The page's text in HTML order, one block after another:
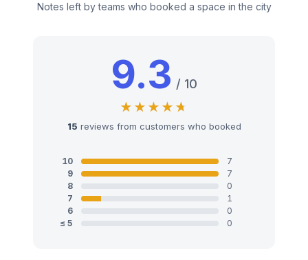
Notes left by teams who booked a space in the city
9.3 / 10
15 reviews from customers who booked
10
7
9
7
8
0
7
1
6
0
≤ 5
0